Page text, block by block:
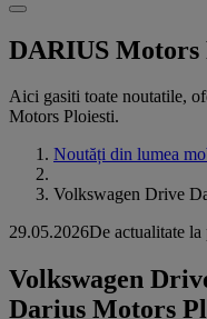
DARIUS Motors
Aici gasiti toate noutatile,
Motors Ploiesti.
Noutăți din lumea
Volkswagen Drive
29.05.2026De actualitate la
Volkswagen
Darius Motors